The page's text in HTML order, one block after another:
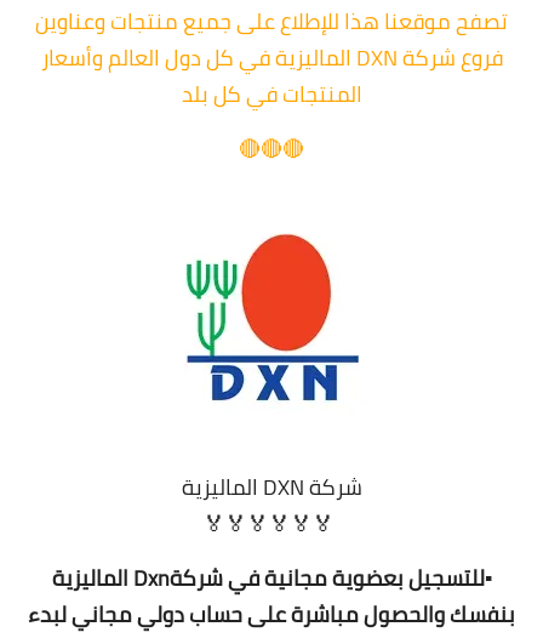
تصفح موقعنا هذا للإطلاع على جميع منتجات وعناوين
فروع شركة DXN الماليزية في كل دول العالم وأسعار
المنتجات في كل بلد
🔴🔴🔴
شركة DXN الماليزية
🏅🏅🏅🏅🏅🏅
▪️للتسجيل بعضوية مجانية في شركةDxn الماليزية
بنفسك والحصول مباشرة على حساب دولي مجاني لبدء